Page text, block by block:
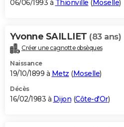
06/06/1993 à Thionville (Moselle)
Yvonne SAILLIET (83 ans)
Créer une cagnotte obsèques
Naissance
19/10/1899 à Metz (Moselle)
Décès
16/02/1983 à Dijon (Côte-d'Or)